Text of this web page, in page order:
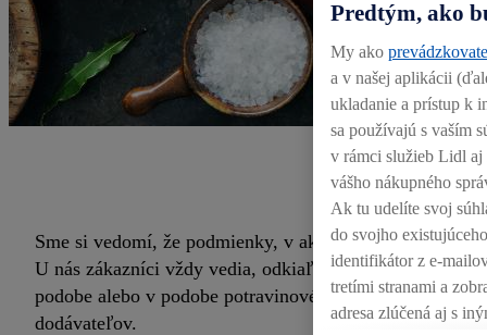
Sme si vedomí, že podmienky, v akých zvieratá žijú,
U nás zákazníci vždy vedia, odkiaľ mäsové produkty
podobe alebo v podobe potravinového oválu so
dodávateľov.
Predtým, ako
My ako
a v našej aplikácii
ukladanie a prístup k
sa používajú s vaším
v rámci služieb Lidl aj
vášho nákupného
Ak tu udelíte svoj
do svojho
identifikátor z e-
tretími stranami a
adresa zlúčená aj s